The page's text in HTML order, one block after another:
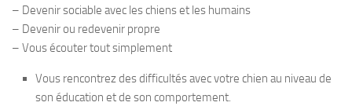
– Devenir sociable avec les chiens et les humains
– Devenir ou redevenir propre
– Vous écouter tout simplement
Vous rencontrez des difficultés avec votre chien au niveau de
son éducation et de son comportement.